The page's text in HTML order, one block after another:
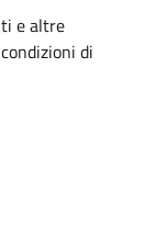
e altre
di